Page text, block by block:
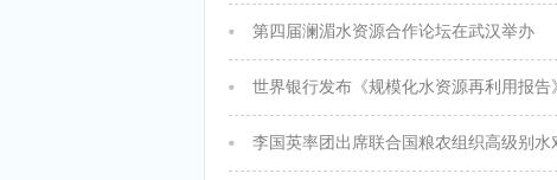
第四届澜湄水资源合作论坛在武汉举办
世界银行发布《规模化水资源再利用报告
李国英率团出席联合国粮农组织高级别水